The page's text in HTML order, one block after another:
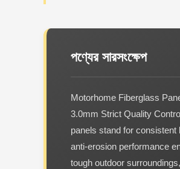
পণ্যের সারসংক্ষেপ
Motorhome Fiberglass
3.0mm Strict Quality
panels stand for consistent
anti-erosion performance
tough outdoor